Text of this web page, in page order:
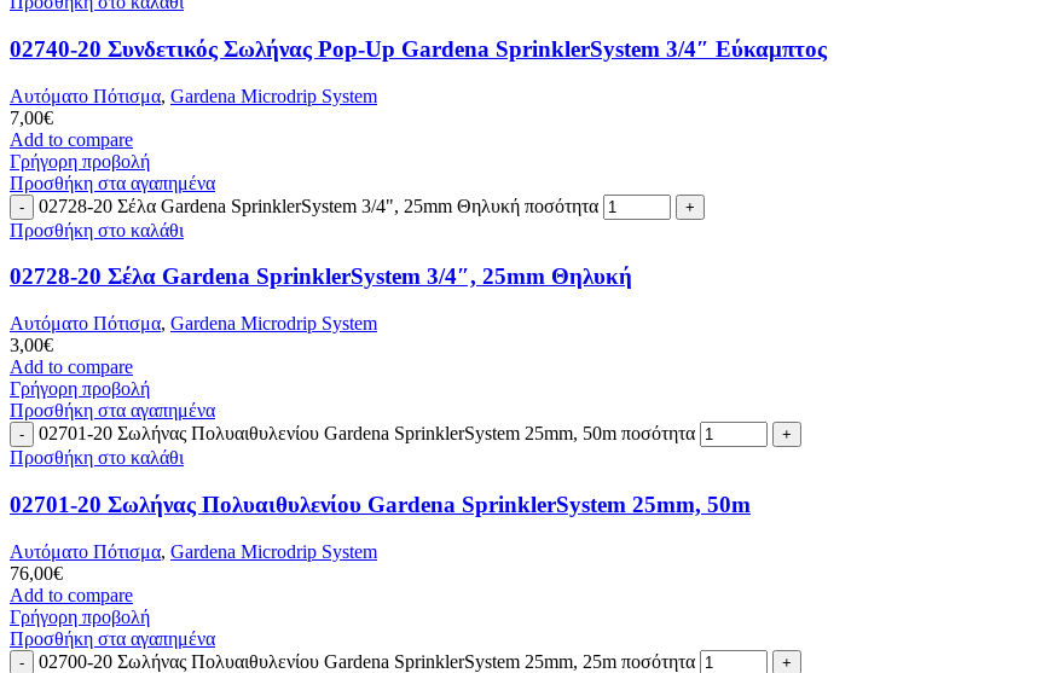
02740-20 Συνδετικός Σωλήνας Pop-Up Gardena SprinklerSystem 3/4″ Εύκαμπτος
Αυτόματο Πότισμα, Gardena Microdrip System
7,00€
Add to compare
Γρήγορη προβολή
Προσθήκη στα αγαπημένα
02728-20 Σέλα Gardena SprinklerSystem 3/4", 25mm Θηλυκή ποσότητα
Προσθήκη στο καλάθι
02728-20 Σέλα Gardena SprinklerSystem 3/4″, 25mm Θηλυκή
Αυτόματο Πότισμα, Gardena Microdrip System
3,00€
Add to compare
Γρήγορη προβολή
Προσθήκη στα αγαπημένα
02701-20 Σωλήνας Πολυαιθυλενίου Gardena SprinklerSystem 25mm, 50m ποσότητα
Προσθήκη στο καλάθι
02701-20 Σωλήνας Πολυαιθυλενίου Gardena SprinklerSystem 25mm, 50m
Αυτόματο Πότισμα, Gardena Microdrip System
76,00€
Add to compare
Γρήγορη προβολή
Προσθήκη στα αγαπημένα
02700-20 Σωλήνας Πολυαιθυλενίου Gardena SprinklerSystem 25mm, 25m ποσότητα